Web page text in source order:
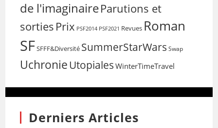
de l'imaginaireParutions et
sorties Prix PSF2014 PSF2021 Revues Roman
SFSFFF&Diversité SummerStarWars Swap
Uchronie Utopiales WinterTimeTravel
Derniers Articles